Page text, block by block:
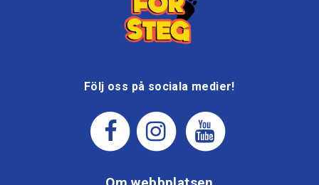
Följ oss på sociala medier!